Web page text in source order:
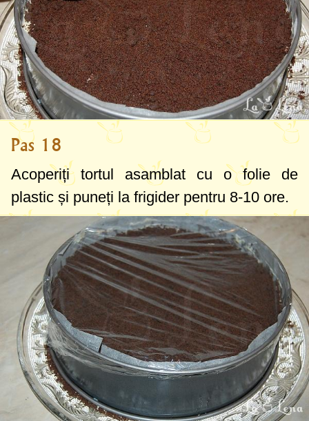
Pas 18
Acoperiți tortul asamblat cu o folie de
plastic și puneți la frigider pentru 8-10 ore.